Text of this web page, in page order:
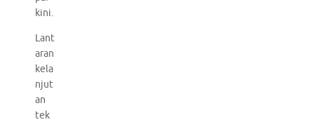
kini.
Lant
aran
kela
njut
an
tek